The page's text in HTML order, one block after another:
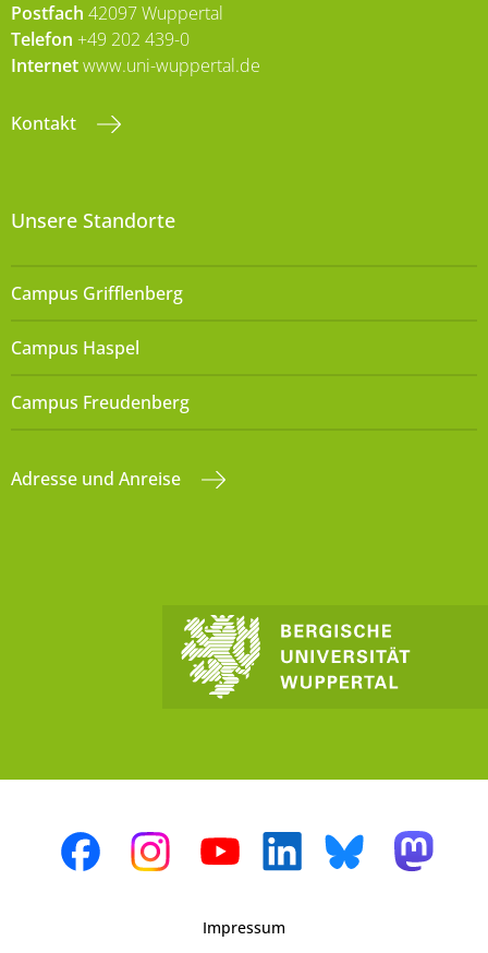
Postfach 42097 Wuppertal
Telefon +49 202 439-0
Internetwww.uni-wuppertal.de
Kontakt
Unsere Standorte
Campus Grifflenberg
Campus Haspel
Campus Freudenberg
Adresse und Anreise
Impressum